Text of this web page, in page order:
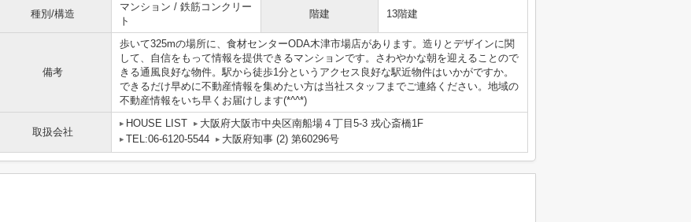
種別/構造
マンション / 鉄筋コンクリー
ト
階建 13階建
備考
歩いて325mの場所に、食材センターODA木津市場店があります。造りとデザインに関
して、自信をもって情報を提供できるマンションです。さわやかな朝を迎えることので
きる通風良好な物件。駅から徒歩1分というアクセス良好な駅近物件はいかがですか。
できるだけ早めに不動産情報を集めたい方は当社スタッフまでご連絡ください。地域の
不動産情報をいち早くお届けします(*^^*)
取扱会社
HOUSE LIST
大阪府大阪市中央区南船場４丁目5-3 戎心斎橋1F
TEL:06-6120-5544
大阪府知事 (2) 第60296号